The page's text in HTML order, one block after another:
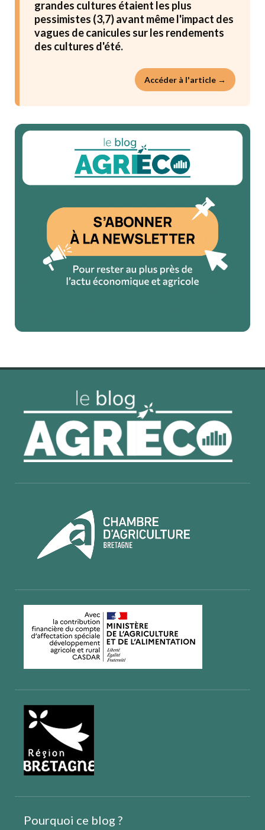
grandes cultures étaient les plus
pessimistes (3,7) avant même l'impact des
vagues de canicules sur les rendements
des cultures d'été.
Accéder à l'article →
Pourquoi ce blog ?